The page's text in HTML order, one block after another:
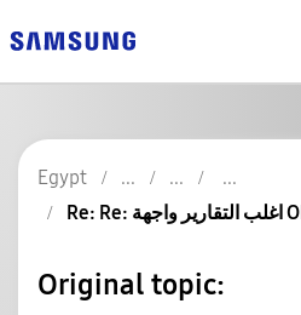
Egypt
Original topic: